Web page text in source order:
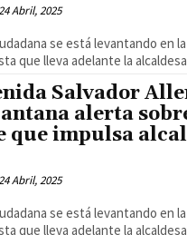
Abril, 2025
se está levantando en
que lleva adelante la
Salvador
alerta
que impulsa
Abril, 2025
se está levantando en
que lleva adelante la